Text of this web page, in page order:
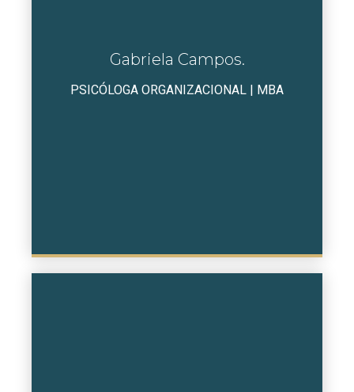
Gabriela Campos.
PSICÓLOGA ORGANIZACIONAL | MBA